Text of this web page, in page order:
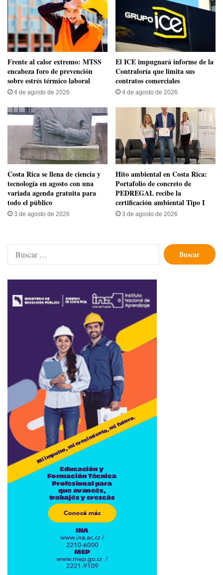
Frente al calor extremo: MTSS
encabeza foro de prevención
sobre estrés térmico laboral
4 de agosto de 2026
El ICE impugnará informe de la
Contraloría que limita sus
contratos comerciales
4 de agosto de 2026
​Costa Rica se llena de ciencia y
tecnología en agosto con una
variada agenda gratuita para
todo el público
3 de agosto de 2026
Hito ambiental en Costa Rica:
Portafolio de concreto de
PEDREGAL recibe la
certificación ambiental Tipo I
3 de agosto de 2026
Buscar: